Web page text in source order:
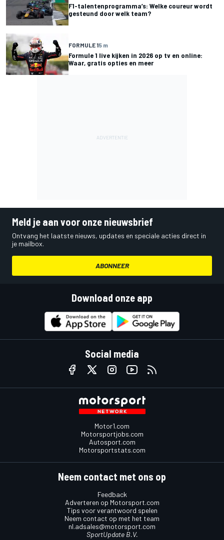
F1-talentenprogramma’s: Welke coureur wordt
gesteund door welk team?
FORMULE 15 m
Formule 1 live kijken in 2026 op tv en online:
Waar, gratis opties en meer
Meld je aan voor onze nieuwsbrief
Ontvang het laatste nieuws, updates en speciale acties direct in
je mailbox.
ABONNEER
Download onze app
Social media
Motor1.com
Motorsportjobs.com
Autosport.com
Motorsportstats.com
Neem contact met ons op
Feedback
Adverteren op Motorsport.com
Tips voor verantwoord spelen
Neem contact op met het team
nl.adsales@motorsport.com
SportUpdate B.V.